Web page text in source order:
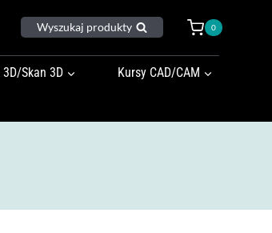
Wyszukaj produkty 0
3D/Skan 3D Kursy CAD/CAM